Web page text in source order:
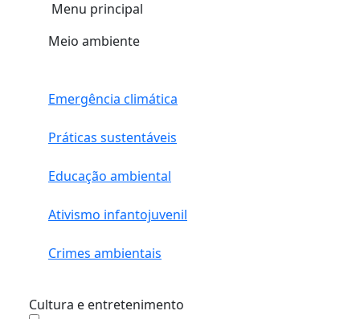
Menu principal
Meio ambiente
Emergência climática
Práticas sustentáveis
Educação ambiental
Ativismo infantojuvenil
Crimes ambientais
Cultura e entretenimento